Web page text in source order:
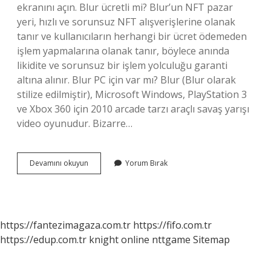
ekranını açın. Blur ücretli mi? Blur’un NFT pazar
yeri, hızlı ve sorunsuz NFT alışverişlerine olanak
tanır ve kullanıcıların herhangi bir ücret ödemeden
işlem yapmalarına olanak tanır, böylece anında
likidite ve sorunsuz bir işlem yolculuğu garanti
altına alınır. Blur PC için var mı? Blur (Blur olarak
stilize edilmiştir), Microsoft Windows, PlayStation 3
ve Xbox 360 için 2010 arcade tarzı araçlı savaş yarışı
video oyunudur. Bizarre…
Devamını okuyun
Nasıl
Yorum Bırak
https://fantezimagaza.com.tr https://fifo.com.tr
https://edup.com.tr knight online nttgame Sitemap